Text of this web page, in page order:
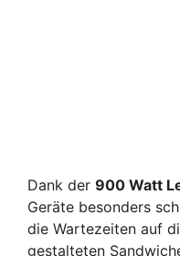
Dank der 900 Watt
Geräte besonders
die Wartezeiten auf
gestalteten